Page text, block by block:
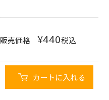
販売価格 ¥440税込
カートに入れる